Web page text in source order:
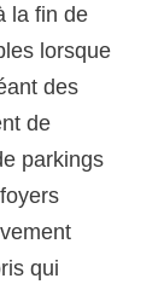
la fin de
lorsque
des
de
parkings
qui